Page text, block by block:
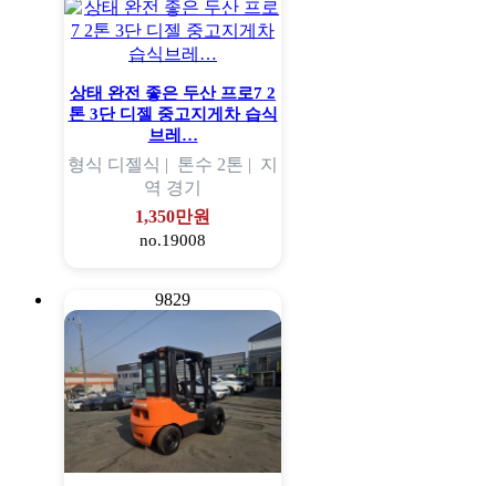
상태 완전 좋은 두산 프로7 2
톤 3단 디젤 중고지게차 습식
브레…
형식 디젤식 | 톤수 2톤 | 지
역 경기
1,350만원
no.19008
9829